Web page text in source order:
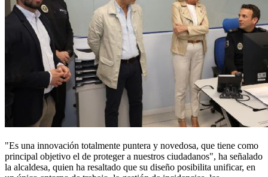
"Es una innovación totalmente puntera y novedosa, que tiene como
principal objetivo el de proteger a nuestros ciudadanos", ha señalado
la alcaldesa, quien ha resaltado que su diseño posibilita unificar, en